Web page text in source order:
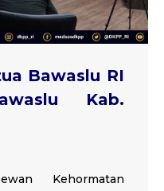
Bawaslu RI
Kab.
Kehormatan